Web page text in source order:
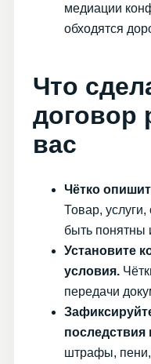
медиации
обходятся
Что
договор
вас
Чётко
Товар,
быть понятны
Установите
условия.
передачи
штрафы, пени,